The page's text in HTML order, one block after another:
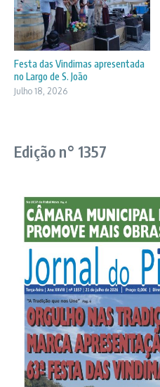
Festa das Vindimas apresentada
no Largo de S. João
Julho 18, 2026
Edição n° 1357